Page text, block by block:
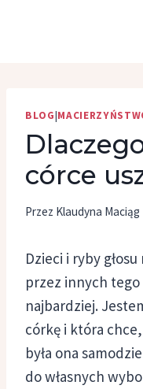
BLOG|
córce
Przez Klaudyna Maciąg
Dzieci i ryby
przez innych
najbardziej.
córkę i która
była ona
do własnych